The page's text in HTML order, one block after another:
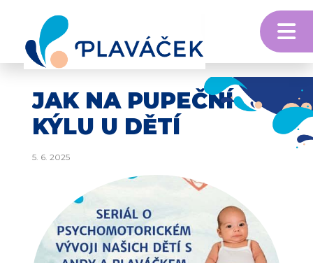
JAK NA PUPEČNÍ
KÝLU U DĚTÍ
5. 6. 2025